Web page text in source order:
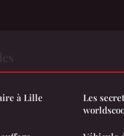
à Lille
Les